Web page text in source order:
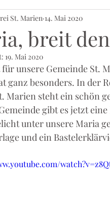
breit
St. Marien 14. Mai 2020
19. Mai 2020
unsere Gemeinde St.
ganz besonders. In der
Marien steht ein schön
gibt es jetzt
unter unsere Maria
und ein